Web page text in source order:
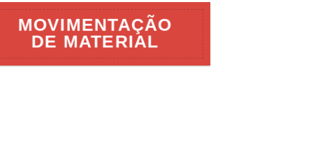
MOVIMENTAÇÃO
DE MATERIAL